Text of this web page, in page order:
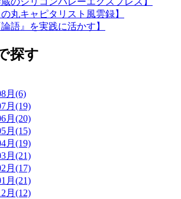
丸キャピタリスト風雲録】
語』を実践に活かす】
探す
月(6)
月(19)
月(20)
月(15)
月(19)
月(21)
月(17)
月(21)
月(12)